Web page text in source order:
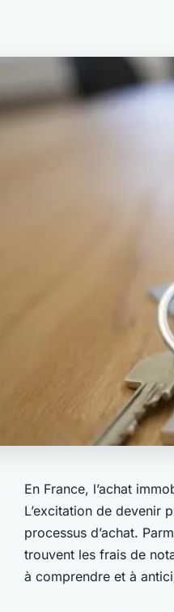
En France, l’achat
L’excitation de devenir
processus d’achat.
trouvent les frais de
à comprendre et à